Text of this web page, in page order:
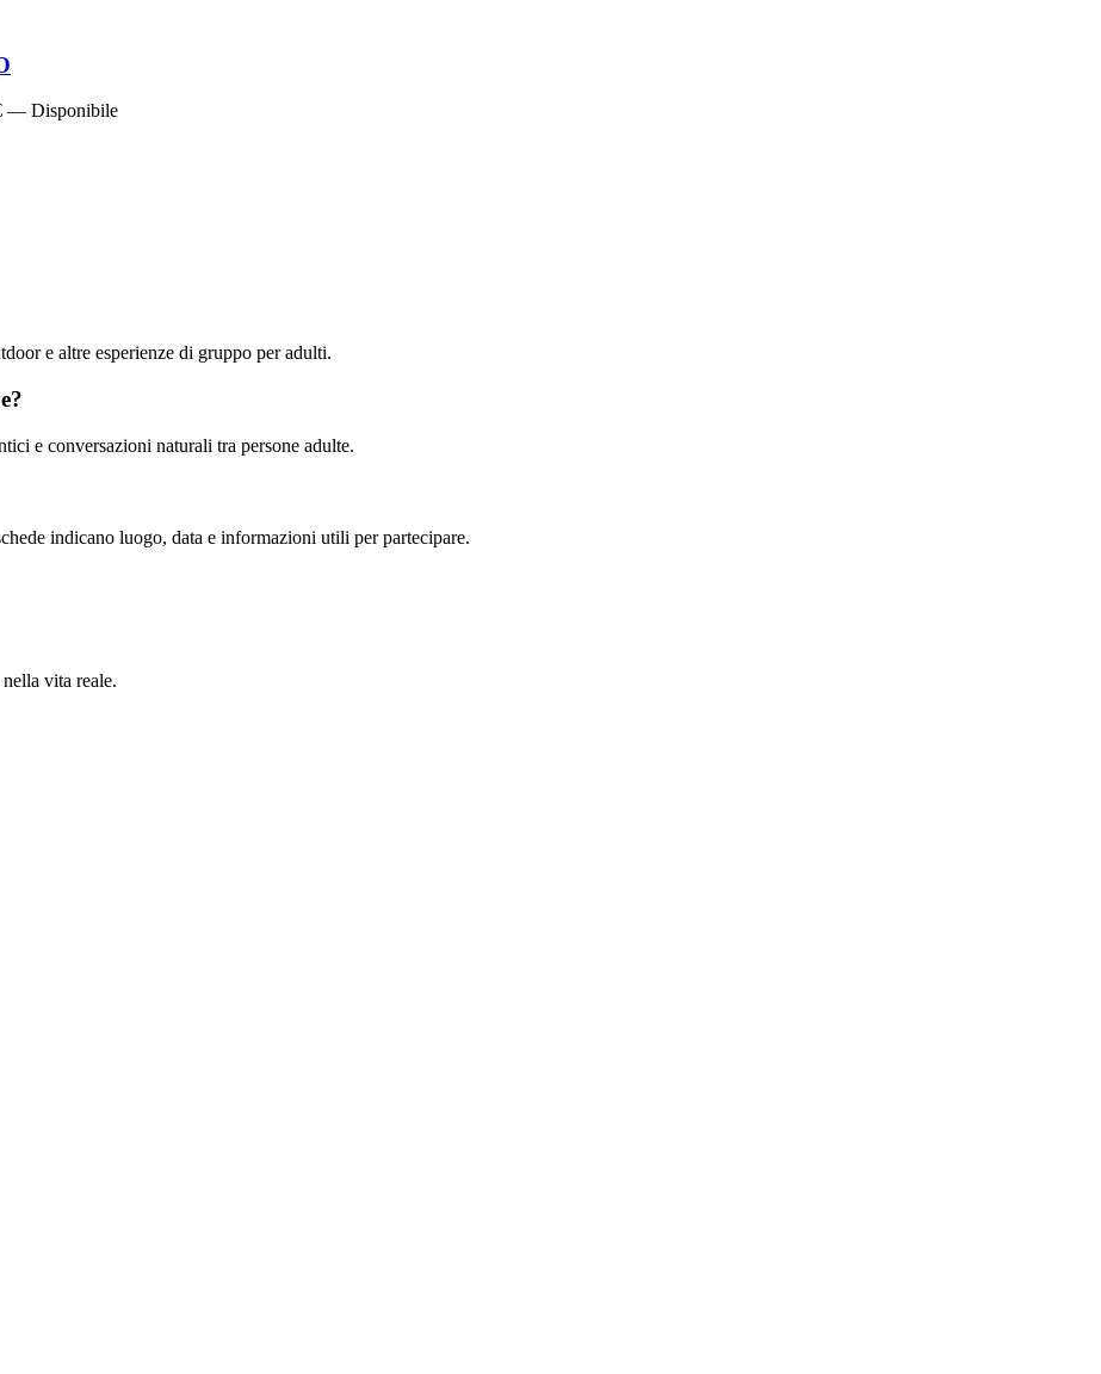
— Disponibile
e altre esperienze di gruppo per adulti.
e conversazioni naturali tra persone adulte.
indicano luogo, data e informazioni utili per partecipare.
vita reale.